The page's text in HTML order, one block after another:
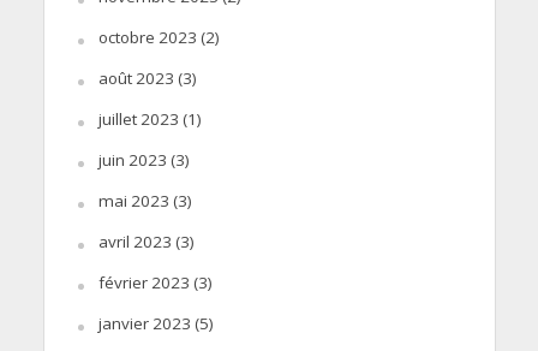
octobre 2023 (2)
août 2023 (3)
juillet 2023 (1)
juin 2023 (3)
mai 2023 (3)
avril 2023 (3)
février 2023 (3)
janvier 2023 (5)